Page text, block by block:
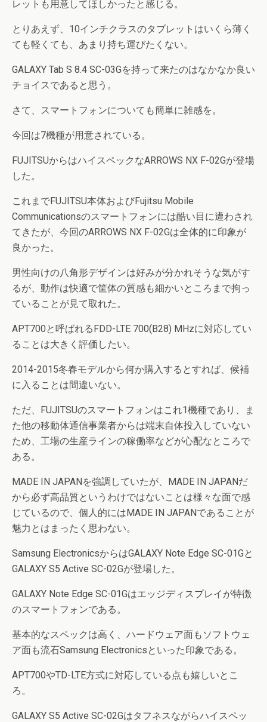
レットも用意してほしかったと感じる。
とりあえず、10インチクラスのタブレットはいくら薄く
ても軽くても、あまり持ち運びたくない。
GALAXY Tab S 8.4 SC-03Gを持って来たのはなかなか良い
チョイスであると思う。
さて、スマートフォンについても簡単に雑感を。
今回は7機種が用意されている。
FUJITSUからはハイスペックなARROWS NX F-02Gが登場
した。
これまでFUJITSU本体およびFujitsu Mobile
Communicationsのスマートフォンには酷い目に遭わされ
てきたが、今回のARROWS NX F-02Gは全体的に印象が
良かった。
男性向けの八角形デザインは好みが分かれそうな気がす
るが、動作は快適で筐体の質感も細かいところまで拘っ
ていることが見て取れた。
APT700と呼ばれるFDD-LTE 700(B28) MHzに対応してい
ることは大きく評価したい。
2014-2015冬春モデルから何か購入するとすれば、候補
に入ることは間違いない。
ただ、FUJITSUのスマートフォンはこれ1機種であり、ま
た他の移動体通信事業者からは端末自体投入していない
ため、工場の生産ラインの稼働率などが心配なところで
ある。
MADE IN JAPANを強調していたが、MADE IN JAPANだ
から必ず高品質というわけではないことは様々な面で感
じているので、個人的にはMADE IN JAPANであることが
魅力とはまったく思わない。
Samsung ElectronicsからはGALAXY Note Edge SC-01Gと
GALAXY S5 Active SC-02Gが登場した。
GALAXY Note Edge SC-01Gはエッジディスプレイが特徴
のスマートフォンである。
基本的なスペックは高く、ハードウェア面もソフトウェ
ア面も流石Samsung Electronicsといった印象である。
APT700やTD-LTE方式に対応している点も嬉しいとこ
ろ。
GALAXY S5 Active SC-02Gはタフネスながらハイスペッ